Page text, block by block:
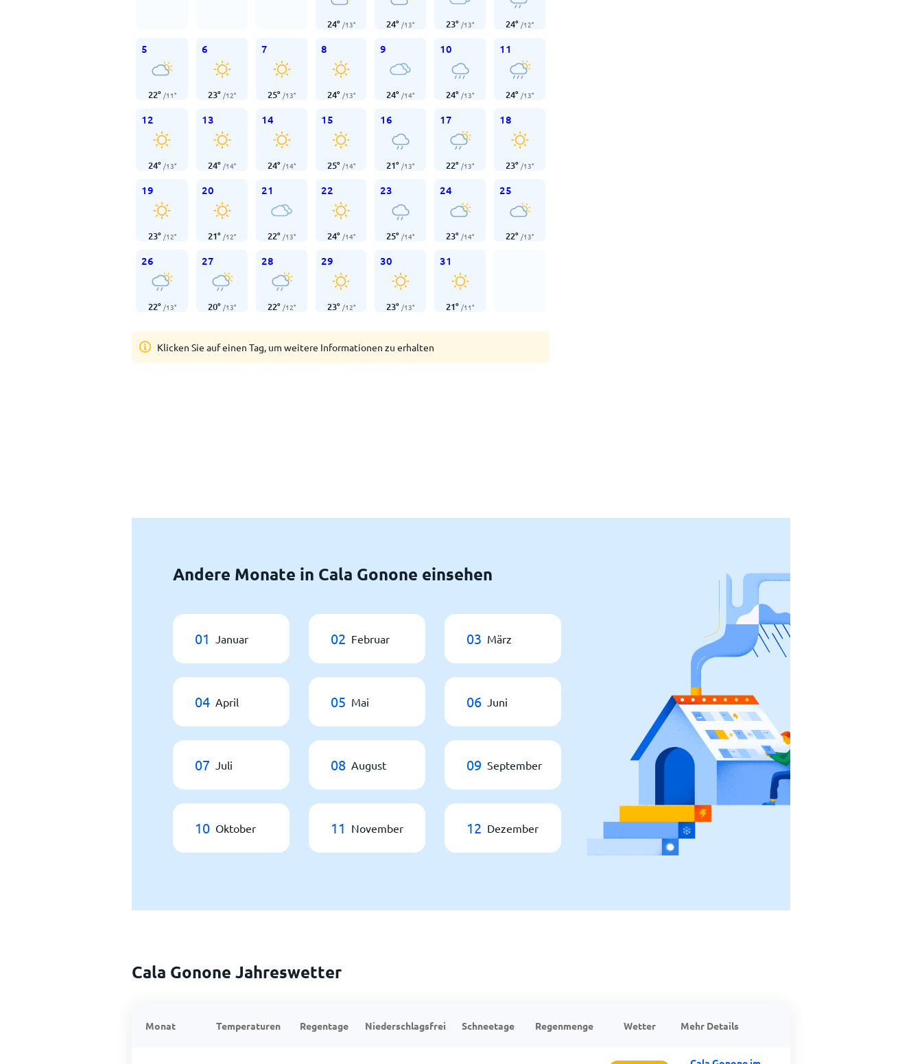
24° /13° 24° /13° 23° /13° 24° /12°
5
22° /11°
6
23° /12°
7
25° /13°
8
24° /13°
9
24° /14°
10
24° /13°
11
24° /13°
12
24° /13°
13
24° /14°
14
24° /14°
15
25° /14°
16
21° /13°
17
22° /13°
18
23° /13°
19
23° /12°
20
21° /12°
21
22° /13°
22
24° /14°
23
25° /14°
24
23° /14°
25
22° /13°
26
22° /13°
27
20° /13°
28
22° /12°
29
23° /12°
30
23° /13°
31
21° /11°
Klicken Sie auf einen Tag, um weitere Informationen zu erhalten
Andere Monate in Cala Gonone einsehen
01 Januar 02 Februar 03 März
04 April 05 Mai 06 Juni
07 Juli 08 August 09 September
10 Oktober 11 November 12 Dezember
Cala Gonone Jahreswetter
Monat Temperaturen Regentage Niederschlagsfrei Schneetage Regenmenge Wetter Mehr Details